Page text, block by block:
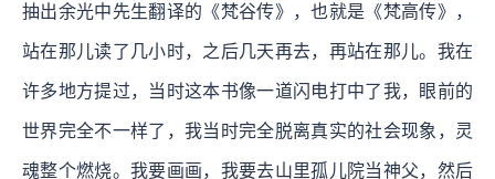
抽出余光中先生翻译的《梵谷传》，也就是《梵高传》，
站在那儿读了几小时，之后几天再去，再站在那儿。我在
许多地方提过，当时这本书像一道闪电打中了我，眼前的
世界完全不一样了，我当时完全脱离真实的社会现象，灵
魂整个燃烧。我要画画，我要去山里孤儿院当神父，然后